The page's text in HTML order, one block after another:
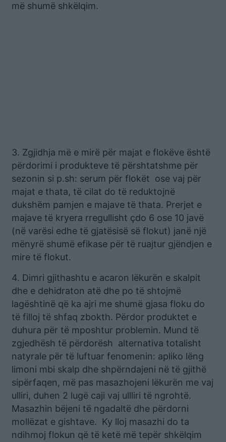
më shumë shkëlqim.
3. Zgjidhja më e mirë për majat e flokëve është
përdorimi i produkteve të përshtatshme për
sezonin si p.sh: serum për flokët ose vaj për
majat e thata, të cilat do të reduktojnë
dukshëm pamjen e majave të thata. Prerjet e
majave të kryera rregullisht çdo 6 ose 10 javë
(në varësi edhe të gjatësisë së flokut) janë një
mënyrë shumë efikase për të ruajtur gjëndjen e
mire të flokut.
4. Dimri gjithashtu e acaron lëkurën e skalpit
dhe e dehidraton atë dhe po të shtojmë
lagështinë që ka ajri me shumë gjasa floku do
të filloj të shfaq zbokth. Përdor produktet e
duhura për të mposhtur problemin. Mund të
zgjedhësh të përdorësh alternativa totalisht
natyrale për të luftuar fenomenin: apliko lëng
limoni mbi skalp dhe shpërndajeni në të gjithë
sipërfaqen, më pas masazhojeni lëkurën me vaj
ulliri, duhen 2 lugë caji vaj ullliri të ngrohtë.
Masazhin bëjeni të ngadaltë dhe përdorni
mollëzat e gishtave. Ky lloj masazhi do ta
ndihmoj flokun që të ketë më tepër shkëlqim